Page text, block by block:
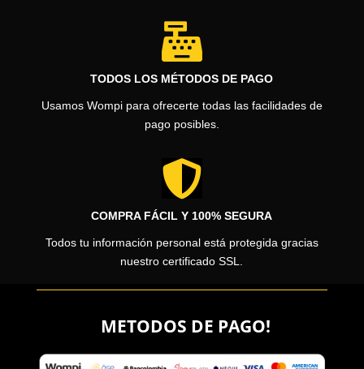

TODOS LOS MÉTODOS DE PAGO
Usamos Wompi para ofrecerte todas las facilidades de
pago posibles.

COMPRA FÁCIL Y 100% SEGURA
Todos tu información personal está protegida gracias
nuestro certificado SSL.
METODOS DE PAGO!